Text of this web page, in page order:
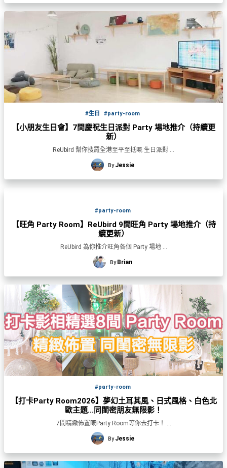
艇
#18
食
#生日 #party-room
【小朋友生日會】7間慶祝生日派對 Party 場地推介（持續更
新）
ReUbird 幫你搜羅全港至平至抵嘅 生日派對 ...
ByJessie
#party-room
【旺角 Party Room】ReUbird 9間旺角 Party 場地推介（持
續更新）
ReUbird 為你推介旺角各個 Party 場地 ...
ByBrian
#party-room
【打卡Party Room2026】夢幻土耳其風、日式風格、白色北
歐主題...同閨密朋友無限影！
7間精緻佈置嘅Party Room等你去打卡！ ...
ByJessie